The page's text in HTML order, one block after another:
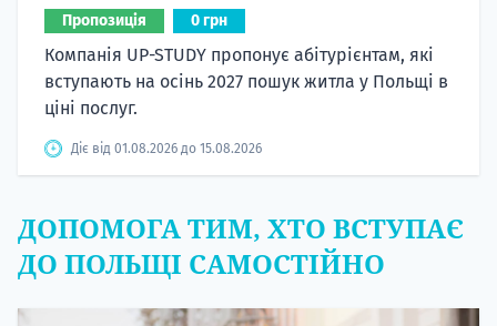
Пропозиція 0 грн
Компанія UP-STUDY пропонує абітурієнтам, які
вступають на осінь 2027 пошук житла у Польщі в
ціні послуг.
Діє від 01.08.2026 до 15.08.2026
ДОПОМОГА ТИМ, ХТО ВСТУПАЄ
ДО ПОЛЬЩІ САМОСТІЙНО